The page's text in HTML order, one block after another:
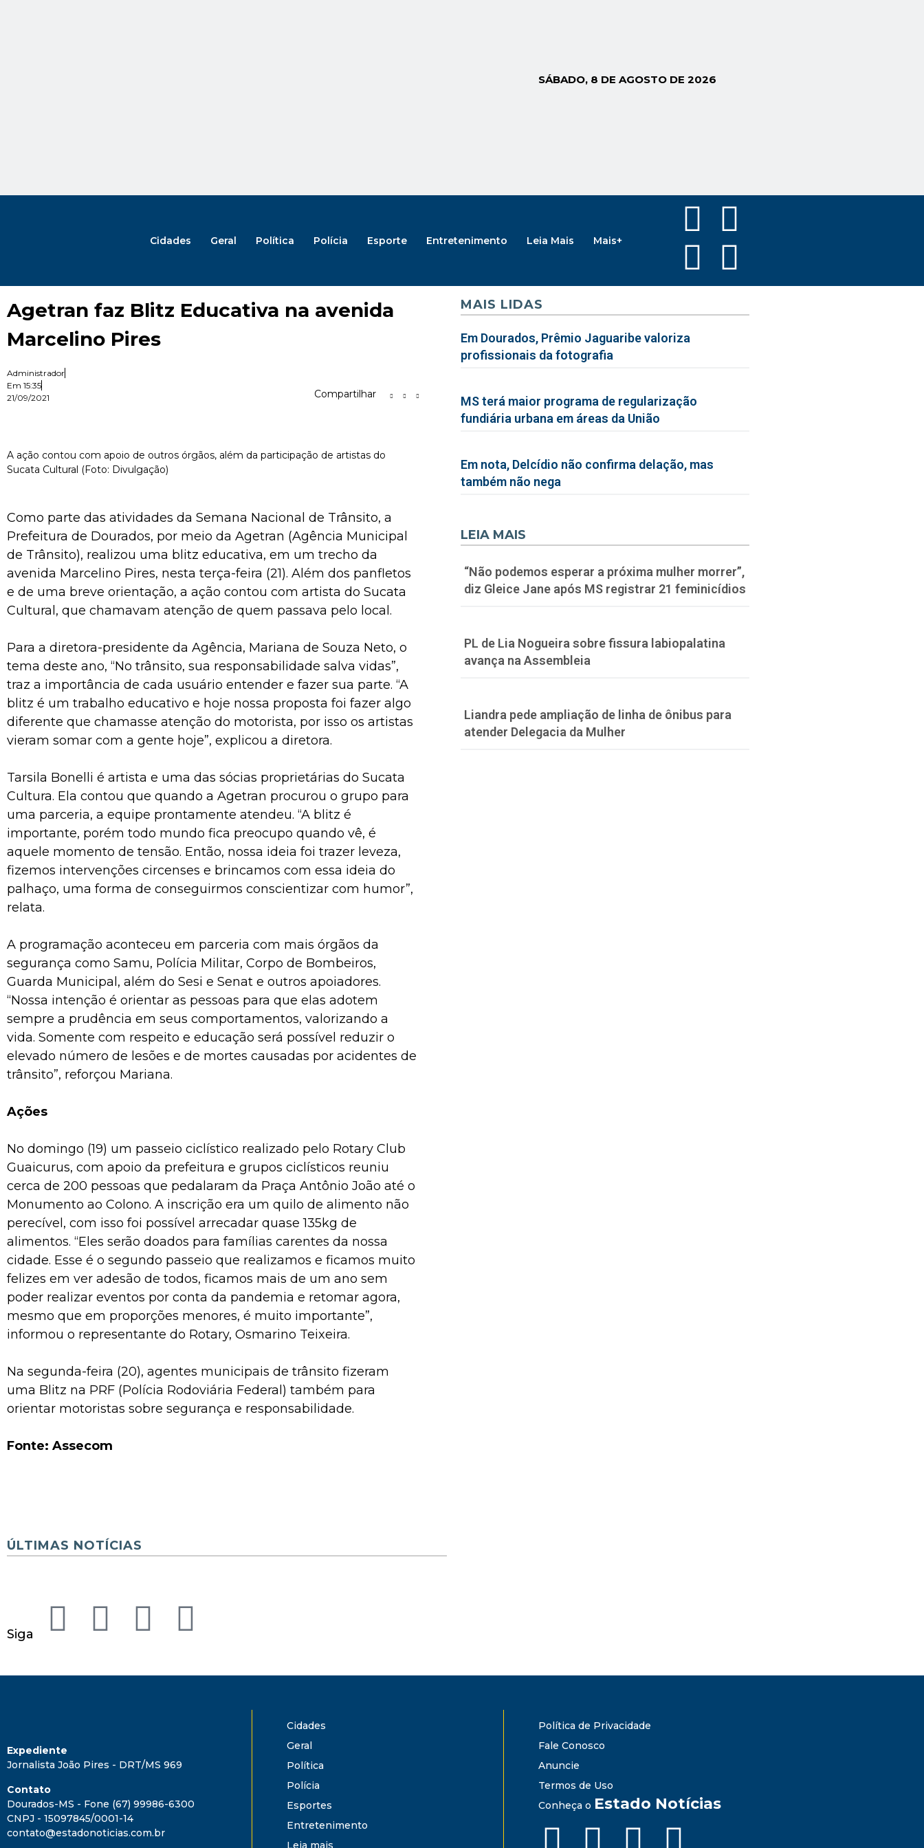
SÁBADO, 8 DE AGOSTO DE 2026
Cidades Geral Política Polícia Esporte Entretenimento Leia Mais Mais+
Agetran faz Blitz Educativa na avenida
Marcelino Pires
Administrador
Em 15:35
21/09/2021
Compartilhar
A ação contou com apoio de outros órgãos, além da participação de artistas do
Sucata Cultural (Foto: Divulgação)
Como parte das atividades da Semana Nacional de Trânsito, a
Prefeitura de Dourados, por meio da Agetran (Agência Municipal
de Trânsito), realizou uma blitz educativa, em um trecho da
avenida Marcelino Pires, nesta terça-feira (21). Além dos panfletos
e de uma breve orientação, a ação contou com artista do Sucata
Cultural, que chamavam atenção de quem passava pelo local.
Para a diretora-presidente da Agência, Mariana de Souza Neto, o
tema deste ano, “No trânsito, sua responsabilidade salva vidas”,
traz a importância de cada usuário entender e fazer sua parte. “A
blitz é um trabalho educativo e hoje nossa proposta foi fazer algo
diferente que chamasse atenção do motorista, por isso os artistas
vieram somar com a gente hoje”, explicou a diretora.
Tarsila Bonelli é artista e uma das sócias proprietárias do Sucata
Cultura. Ela contou que quando a Agetran procurou o grupo para
uma parceria, a equipe prontamente atendeu. “A blitz é
importante, porém todo mundo fica preocupo quando vê, é
aquele momento de tensão. Então, nossa ideia foi trazer leveza,
fizemos intervenções circenses e brincamos com essa ideia do
palhaço, uma forma de conseguirmos conscientizar com humor”,
relata.
A programação aconteceu em parceria com mais órgãos da
segurança como Samu, Polícia Militar, Corpo de Bombeiros,
Guarda Municipal, além do Sesi e Senat e outros apoiadores.
“Nossa intenção é orientar as pessoas para que elas adotem
sempre a prudência em seus comportamentos, valorizando a
vida. Somente com respeito e educação será possível reduzir o
elevado número de lesões e de mortes causadas por acidentes de
trânsito”, reforçou Mariana.
Ações
No domingo (19) um passeio ciclístico realizado pelo Rotary Club
Guaicurus, com apoio da prefeitura e grupos ciclísticos reuniu
cerca de 200 pessoas que pedalaram da Praça Antônio João até o
Monumento ao Colono. A inscrição era um quilo de alimento não
perecível, com isso foi possível arrecadar quase 135kg de
alimentos. “Eles serão doados para famílias carentes da nossa
cidade. Esse é o segundo passeio que realizamos e ficamos muito
felizes em ver adesão de todos, ficamos mais de um ano sem
poder realizar eventos por conta da pandemia e retomar agora,
mesmo que em proporções menores, é muito importante”,
informou o representante do Rotary, Osmarino Teixeira.
Na segunda-feira (20), agentes municipais de trânsito fizeram
uma Blitz na PRF (Polícia Rodoviária Federal) também para
orientar motoristas sobre segurança e responsabilidade.
Fonte: Assecom
MAIS LIDAS
Em Dourados, Prêmio Jaguaribe valoriza
profissionais da fotografia
MS terá maior programa de regularização
fundiária urbana em áreas da União
Em nota, Delcídio não confirma delação, mas
também não nega
LEIA MAIS
“Não podemos esperar a próxima mulher morrer”,
diz Gleice Jane após MS registrar 21 feminicídios
PL de Lia Nogueira sobre fissura labiopalatina
avança na Assembleia
Liandra pede ampliação de linha de ônibus para
atender Delegacia da Mulher
ÚLTIMAS NOTÍCIAS
Siga
Expediente
Jornalista João Pires - DRT/MS 969
Contato
Dourados-MS - Fone (67) 99986-6300
CNPJ - 15097845/0001-14
contato@estadonoticias.com.br
Cidades
Geral
Política
Polícia
Esportes
Entretenimento
Leia mais
Política de Privacidade
Fale Conosco
Anuncie
Termos de Uso
Conheça o Estado Notícias